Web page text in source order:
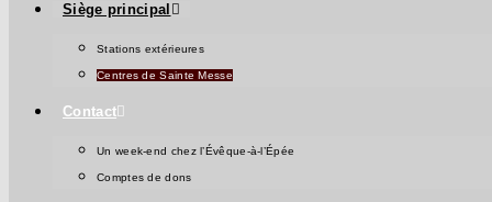
Siège principal
Stations extérieures
Centres de Sainte Messe
Contact
Un week-end chez l’Évêque-à‑l’Épée
Comptes de dons